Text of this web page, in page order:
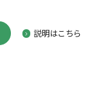
説明はこちら